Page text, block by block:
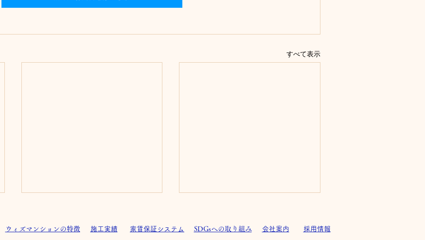
すべて表示
ウィズマンションの特徴 施工実績 家賃保証システム SDGsへの取り組み 会社案内 採用情報